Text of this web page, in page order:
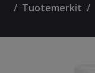
Tuotemerkit